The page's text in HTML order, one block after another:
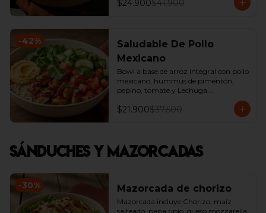
$24.900$41.900
-42%
Saludable De Pollo
Mexicano
Bowl a base de arroz integral con pollo
mexicano, hummus de pimentón,
pepino, tomate y Lechuga.
$21.900$37.500
Sánduches y Mazorcadas
-30% Mazorcada de chorizo
Mazorcada incluye Chorizo, maíz
salteado, papa ripio, queso mozzarella,